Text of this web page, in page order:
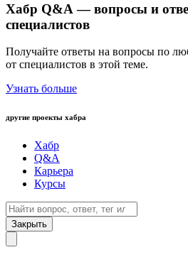
Хабр Q&A — вопросы и
специалистов
Получайте ответы на вопросы по
от специалистов в этой теме.
Узнать больше
другие проекты хабра
Хабр
Q&A
Карьера
Курсы
Закрыть